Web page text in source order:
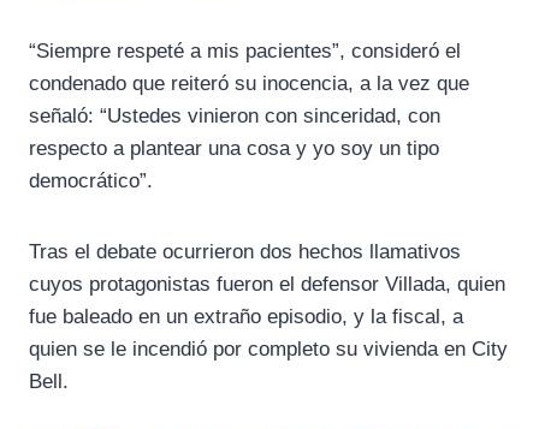
“Siempre respeté a mis pacientes”, consideró el
condenado que reiteró su inocencia, a la vez que
señaló: “Ustedes vinieron con sinceridad, con
respecto a plantear una cosa y yo soy un tipo
democrático”.
Tras el debate ocurrieron dos hechos llamativos
cuyos protagonistas fueron el defensor Villada, quien
fue baleado en un extraño episodio, y la fiscal, a
quien se le incendió por completo su vivienda en City
Bell.